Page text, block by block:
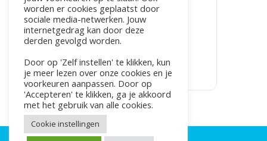
worden er cookies geplaatst door
sociale media-netwerken. Jouw
internetgedrag kan door deze
derden gevolgd worden.
Door op 'Zelf instellen' te klikken, kun
je meer lezen over onze cookies en je
voorkeuren aanpassen. Door op
'Accepteren' te klikken, ga je akkoord
met het gebruik van alle cookies.
Cookie instellingen